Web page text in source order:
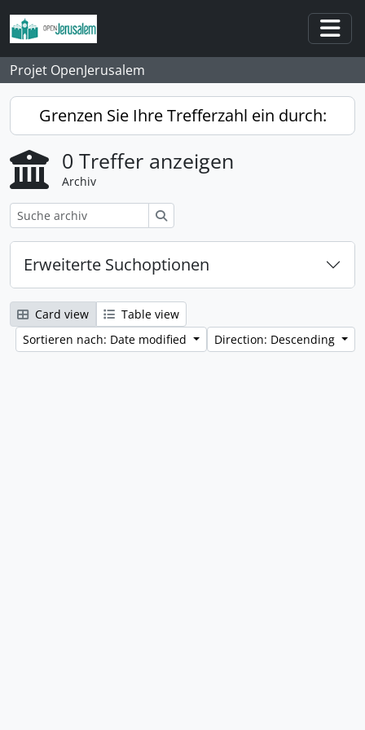
Skip to main content
Projet OpenJerusalem
Grenzen Sie Ihre Trefferzahl ein durch:
0 Treffer anzeigen
Archiv
Erweiterte Suchoptionen
Card view
Table view
Sortieren nach: Date modified
Direction: Descending